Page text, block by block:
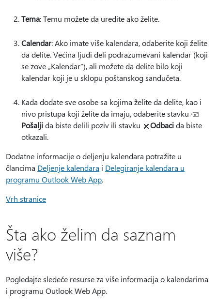
Tema: Temu možete da uredite ako želite.
Calendar: Ako imate više kalendara, odaberite koji želite
da delite. Većina ljudi deli podrazumevani kalendar (koji
se zove „Kalendar“), ali možete da delite bilo koji
kalendar koji je u sklopu poštanskog sandučeta.
Kada dodate sve osobe sa kojima želite da delite, kao i
nivo pristupa koji želite da imaju, odaberite stavku
Pošaljida biste delili poziv ili stavku Odbacida biste
otkazali.
Dodatne informacije o deljenju kalendara potražite u
člancima Deljenje kalendara i Delegiranje kalendara u
programu Outlook Web App.
Vrh stranice
Šta ako želim da saznam
više?
Pogledajte sledeće resurse za više informacija o kalendarima
i programu Outlook Web App.